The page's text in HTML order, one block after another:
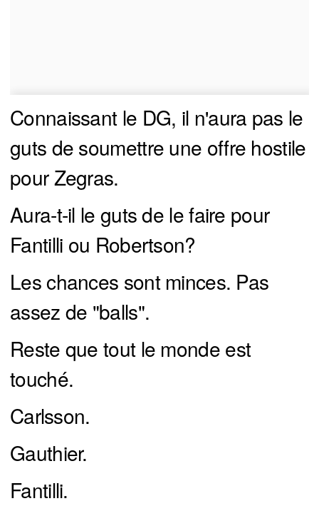
Connaissant le DG, il n'aura pas le
guts de soumettre une offre hostile
pour Zegras.
Aura-t-il le guts de le faire pour
Fantilli ou Robertson?
Les chances sont minces. Pas
assez de "balls".
Reste que tout le monde est
touché.
Carlsson.
Gauthier.
Fantilli.